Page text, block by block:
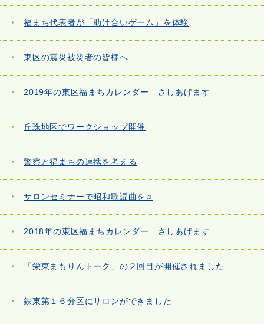
福まち代表者が「助け合いゲーム」を体験
東区の震災被災者の皆様へ
2019年の東区福まちカレンダー さしあげます
丘珠地区でワークショップ開催
警察と福まちの連携を考える
サロンセミナーで昭和歌謡曲を♫
2018年の東区福まちカレンダー さしあげます
「栄東まもりんトーク」の２回目が開催されました
鉄東第１６分区にサロンができました